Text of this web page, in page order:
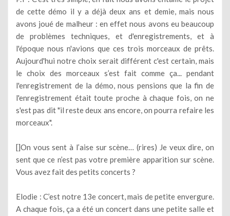
de cette démo il y a déjà deux ans et demie, mais nous
avons joué de malheur : en effet nous avons eu beaucoup
de problèmes techniques, et d'enregistrements, et à
l'époque nous n'avions que ces trois morceaux de prêts.
Aujourd'hui notre choix serait différent c'est certain, mais
le choix des morceaux s’est fait comme ça... pendant
l'enregistrement de la démo, nous pensions que la fin de
l'enregistrement était toute proche à chaque fois, on ne
s'est pas dit "il reste deux ans encore, on pourra refaire les
morceaux".
[]On vous sent à l’aise sur scène… (rires) Je veux dire, on
sent que ce n’est pas votre première apparition sur scène.
Vous avez fait des petits concerts ?
Elodie : C’est notre 13e concert, mais de petite envergure.
A chaque fois, ça a été un concert dans une petite salle et